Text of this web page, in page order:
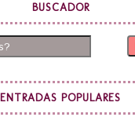
BUSCADOR
ENTRADAS POPULARES